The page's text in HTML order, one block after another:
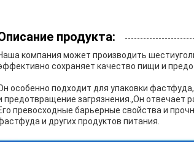
продукта:
компания может производить
сохраняет качество пищи и
особенно подходит для упаковки
предотвращение загрязнения.,Он отвечает
превосходные барьерные свойства и
и других продуктов питания.